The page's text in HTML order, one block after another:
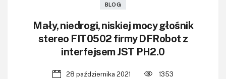
BLOG
Mały, niedrogi, niskiej mocy głośnik
stereo FIT0502 firmy DFRobot z
interfejsem JST PH2.0
28 października 2021 1353